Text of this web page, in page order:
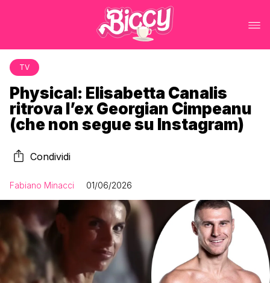
TV
Physical: Elisabetta Canalis
ritrova l’ex Georgian Cimpeanu
(che non segue su Instagram)
Condividi
Fabiano Minacci 01/06/2026